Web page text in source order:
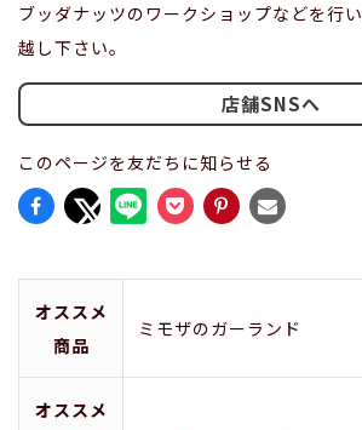
ブッダナッツのワークショップなどを行
越し下さい。
店舗SNSへ
このページを友だちに知らせる
オススメ
商品
ミモザのガーランド
オススメ